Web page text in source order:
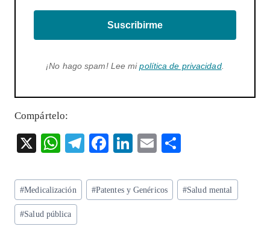
Suscribirme
¡No hago spam! Lee mipolítica de privacidad.
Compártelo:
X
W
ts
A
p
T
eg
ra
F
eb
o
Li
ke
dI
E
ai
l
re
Etiquetas
de
la
#Medicalización #Patentes y Genéricos #Salud mental
#Salud pública